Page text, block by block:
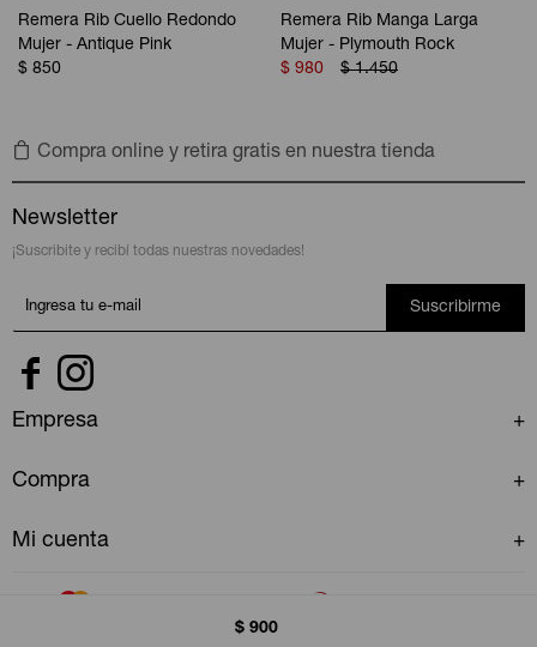
$ 900
Remera Rib Cuello Redondo
Mujer - Antique Pink
$ 850
Remera Rib Manga Larga
Mujer - Plymouth Rock
$ 980 $ 1.450
Compra online y retira gratis en nuestra tienda
Newsletter
¡Suscribite y recibí todas nuestras novedades!
Suscribirme
 
Empresa
Compra
Mi cuenta